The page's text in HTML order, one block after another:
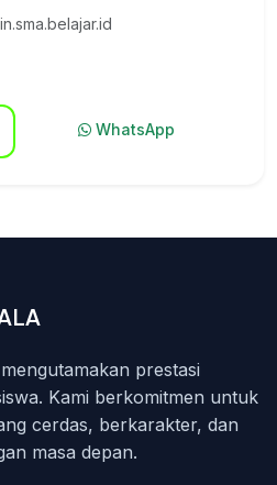
WhatsApp
prestasi
Kami berkomitmen untuk
cerdas, berkarakter, dan
masa depan.